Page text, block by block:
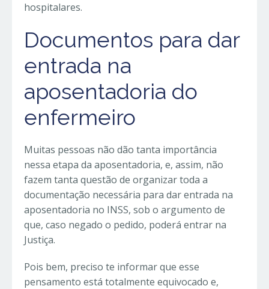
hospitalares.
Documentos para dar
entrada na
aposentadoria do
enfermeiro
Muitas pessoas não dão tanta importância
nessa etapa da aposentadoria, e, assim, não
fazem tanta questão de organizar toda a
documentação necessária para dar entrada na
aposentadoria no INSS, sob o argumento de
que, caso negado o pedido, poderá entrar na
Justiça.
Pois bem, preciso te informar que esse
pensamento está totalmente equivocado e,